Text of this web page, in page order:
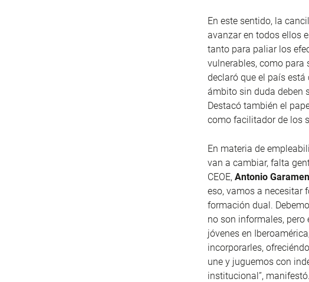
En este sentido, la
avanzar en todos ellos
tanto para paliar los
vulnerables, como para
declaró que el país
ámbito sin duda deben
Destacó también el
como facilitador de los
En materia de
van a cambiar, falta
CEOE, Antonio
eso, vamos a necesitar
formación dual.
no son informales,
jóvenes en
incorporarles,
une y juguemos con
institucional”, manifestó.